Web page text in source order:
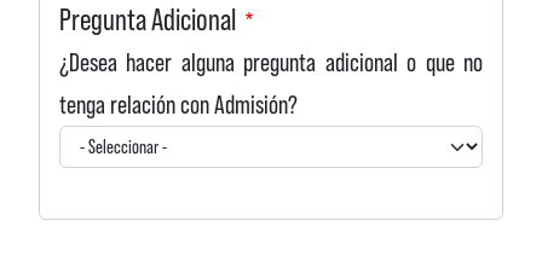
Pregunta Adicional
¿Desea hacer alguna pregunta adicional o que no
tenga relación con Admisión?